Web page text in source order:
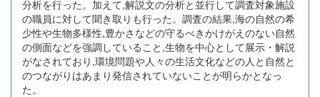
分析を行った。加えて,解説文の分析と並行して調査対象施設
の職員に対して聞き取りも行った。調査の結果,海の自然の希
少性や生物多様性,豊かさなどの守るべきかけがえのない自然
の側面などを強調していること,生物を中心として展示・解説
がなされており,環境問題や人々の生活文化などの人と自然と
のつながりはあまり発信されていないことが明らかとなっ
た。